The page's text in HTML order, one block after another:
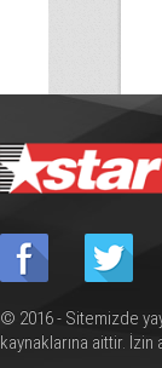
© 2016 - Sitemizde
kaynaklarına aittir. İzin